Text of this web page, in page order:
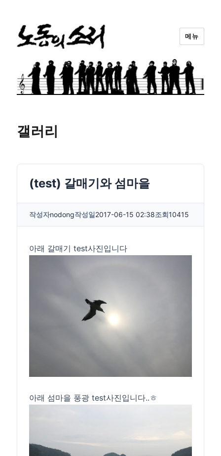
노동의소리
메뉴
갤러리
(test) 갈매기와 섬마을
작성자nodong작성일2017-06-15 02:38조회10415
아래 갈매기 test사진입니다
아래 섬마을 풍광 test사진입니다..ㅎ